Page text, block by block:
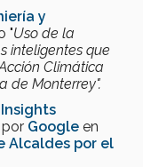
y
"Uso de la
inteligentes que
Climática
de Monterrey".
Google en
Alcaldes por el